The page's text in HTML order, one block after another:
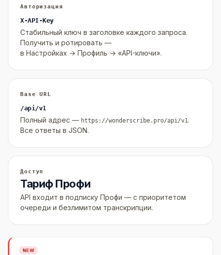
Авторизация
X-API-Key
Стабильный ключ в заголовке каждого запроса.
Получить и ротировать —
в Настройках → Профиль → «API-ключи».
Base URL
/api/v1
Полный адрес — https://wonderscribe.pro/api/v1.
Все ответы в JSON.
Доступ
Тариф Профи
API входит в подписку Профи — с приоритетом
очереди и безлимитом транскрипции.
NEW